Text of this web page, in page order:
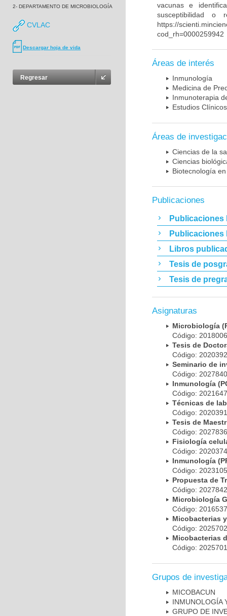
2- DEPARTAMENTO DE MICROBIOLOGÍA
CVLAC
Descargar hoja de vida
Regresar
vacunas e
susceptibilidad o
https://
cod_rh=0000259942
Áreas de interés
Inmunología
Medicina de
Inmunoterapia
Estudios Clínicos
Áreas de
Ciencias de la
Ciencias
Biotecnología
Publicaciones
Publicaciones
Publicaciones
Libros
Tesis de
Tesis de
Asignaturas
Microbiología
Código:
Tesis de
Código:
Seminario de
Código:
Inmunología
Código:
Técnicas de
Código:
Tesis de
Código:
Fisiología
Código:
Inmunología
Código:
Propuesta de
Código:
Microbiología
Código:
Micobacterias
Código:
Micobacterias
Código:
Grupos de
MICOBAC­UN
INMUNOLOGÍA
GRUPO DE